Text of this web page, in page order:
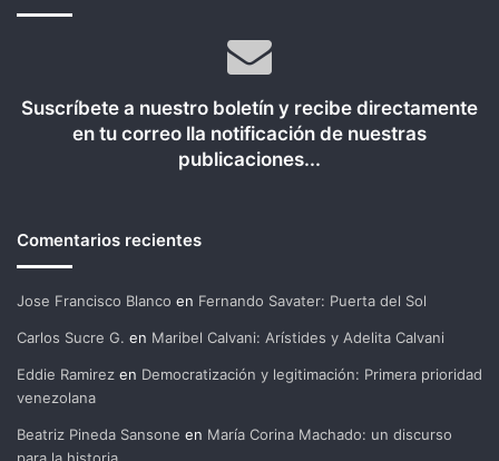
Suscríbete a nuestro boletín y recibe directamente
en tu correo lla notificación de nuestras
publicaciones...
Comentarios recientes
Jose Francisco Blanco en Fernando Savater: Puerta del Sol
Carlos Sucre G. en Maribel Calvani: Arístides y Adelita Calvani
Eddie Ramirez en Democratización y legitimación: Primera prioridad
venezolana
Beatriz Pineda Sansone en María Corina Machado: un discurso
para la historia